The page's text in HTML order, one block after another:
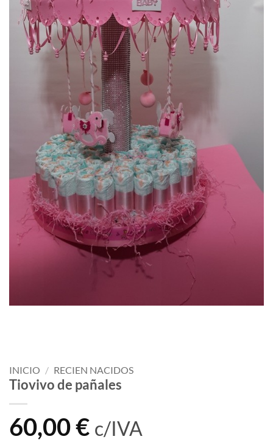
INICIO / RECIEN NACIDOS
Tiovivo de pañales
60,00€ c/IVA